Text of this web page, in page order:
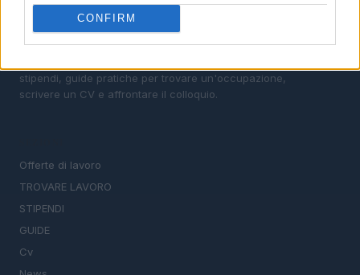
CONFIRM
stipendi, guide pratiche per trovare un'occupazione,
scrivere un CV e affrontare il colloquio.
Offerte di lavoro
TROVARE LAVORO
STIPENDI
GUIDE
Cv